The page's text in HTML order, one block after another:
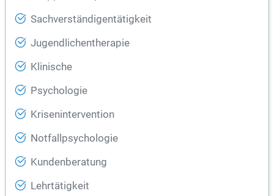
Sachverständigentätigkeit
Jugendlichentherapie
Klinische
Psychologie
Krisenintervention
Notfallpsychologie
Kundenberatung
Lehrtätigkeit